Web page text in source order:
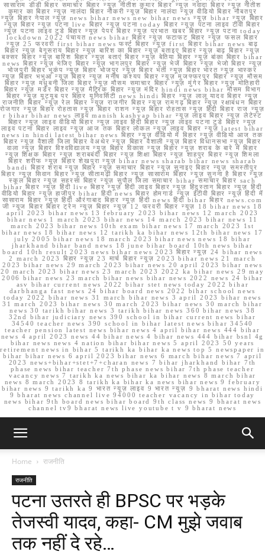
सासाराम डीडी बिहार समाचार बिहार न्यूज़ नीतीश कुमार बिहार न्यूज़ नवादा बिहार न्यूज़ नीतीश
कुमार का बिहार न्यूज़ नालंदा बिहार नौकरी न्यूज़ बिहार नालंदा न्यूज़ वीडियो बिहार नौबतपुर
न्यूज़ बिहार नेपाल न्यूज़ news bihar news new bihar news न्यूज़ bihar न्यूज़ बिहार
न्यूज़ बिहार न्यूज़ पटना live बिहार न्यूज़ पटना today बिहार न्यूज़ पटना लाइव टीवी बिहार
न्यूज़ पटना लाइव टुडे बिहार न्यूज़ पेपर बिहार न्यूज़ प्रभात खबर बिहार न्यूज़ पटना today
lockdown 2022 पंचायत news bihar बिहार न्यूज़ फटाफट बिहार न्यूज़ फसल बिहार
न्यूज़ 25 फरवरी first bihar news फर्स्ट बिहार न्यूज़ first बिहार bihar news बाढ़
बिहार न्यूज़ बेगूसराय बिहार न्यूज़ बारिश का बिहार न्यूज़ बताइए बिहार न्यूज़ बाढ़ बिहार न्यूज़
बक्सर बिहार न्यूज़ बारिश बिहार न्यूज़ बताएं बिहार न्यूज़ बेतिया बिहार न्यूज़ बांका बिहार bihar
news बिहार न्यूज़ भेजिए बिहार न्यूज़ भागलपुर बिहार न्यूज़ भेजें बिहार न्यूज़ भेजो बिहार न्यूज़
भोजपुरी बिहार भूकंप न्यूज़ बिहार भोजपुर न्यूज़ बिहार भर्ती न्यूज़ बिहार भारत न्यूज़ भास्कर
न्यूज़ बिहार भभुआ न्यूज़ बिहार न्यूज़ मनीष कश्यप बिहार न्यूज़ मुजफ्फरपुर बिहार न्यूज़ मौसम
बिहार न्यूज़ मधुबनी जिला बिहार न्यूज़ मौसम समाचार बिहार न्यूज़ मुंगेर बिहार न्यूज़ मोतिहारी
बिहार न्यूज़ मर्डर बिहार न्यूज़ मैट्रिक बिहार न्यूज़ मंदिर hindi news bihar मौसम विभाग
बिहार न्यूज़ यूट्यूब पर बिहार यूनिवर्सिटी news hindi बिहार न्यूज़ लालू यादव बिहार न्यूज़
राजनीति बिहार न्यूज़ रेल बिहार न्यूज़ राजगीर बिहार न्यूज़ रामगढ़ बिहार न्यूज़ रक्षाबंधन बिहार
रोजगार न्यूज़ बिहार रोहतास न्यूज़ बिहार राशन न्यूज़ बिहार रोहतास न्यूज़ हिंदी बिहार राज न्यूज़
r bihar bihar news लाइव manish kashyap bihar न्यूज़ लाइव बिहार न्यूज़ लेटेस्ट
बिहार न्यूज़ लाइव वीडियो बिहार न्यूज़ लाइव हिंदी बिहार न्यूज़ लाइव पटना टुडे बिहार न्यूज़
लाइव पटना बिहार लाइव न्यूज़ आज तक बिहार लोकल न्यूज़ लाइव बिहार न्यूज़ latest bihar
news in hindi latest bihar news बिहार न्यूज़ वीडियो में बिहार न्यूज़ वीडियो आज तक
बिहार न्यूज़ वैशाली जिला बिहार वेअथेर न्यूज़ बिहार वैशाली न्यूज़ बिहार विधानसभा न्यूज़ बिहार
वाला न्यूज़ बिहार विश्वविद्यालय न्यूज़ बिहार विकास न्यूज़ बिहार न्यूज़ शराब के बारे में बिहार
न्यूज़ शिक्षक बिहार न्यूज़ शराबबंदी बिहार न्यूज़ शिक्षा बिहार न्यूज़ शाहपुर बिहार न्यूज़ शिमला
बिहार शरीफ न्यूज़ बिहार शेखपुरा न्यूज़ bihar news sharab bihar news sharab
bandi बिहार शराब न्यूज़ बिहार न्यूज़ समाचार बिहार न्यूज़ सुनाइए बिहार न्यूज़ समस्तीपुर
बिहार न्यूज़ सिवान बिहार न्यूज़ सीतामढ़ी बिहार न्यूज़ सासाराम बिहार न्यूज़ सुनना है बिहार न्यूज़
स्कूल बिहार न्यूज़ सहरसा बिहार न्यूज़ सुपौल जिला समाचार bihar समाचार बिहार sach
bihar बिहार न्यूज़ हिंदी live बिहार न्यूज़ हिंदी लाइव बिहार न्यूज़ हिंदुस्तान बिहार न्यूज़ हिंदी
वीडियो बिहार न्यूज़ हाजीपुर bihar हिंदी news बिहार होमगार्ड न्यूज़ ईटीवी बिहार न्यूज़ हिंदी में
सासाराम बिहार न्यूज़ हिंदी औरंगाबाद बिहार न्यूज़ हिंदी news हिंदी bihar बिहार news.com
जी न्यूज बिहार बिहार ट्रेन न्यूज़ बिहार न्यूज़ 12 फरवरी बिहार न्यूज़ 18 bihar news 18
april 2023 bihar news 13 february 2023 bihar news 12 march 2023
bihar news 1 march 2023 bihar news 14 march 2023 bihar news 11
march 2023 bihar news 10th exam bihar news 17 march 2023 1st
bihar news 18 bihar news 12 tarikh ka bihar news 12th bihar news 17
july 2005 bihar news 18 march 2023 bihar news news 18 bihar
jharkhand bihar band news 18 june bihar board 10th news bihar
board 10th result 2023 news bihar news 2023 बिहार न्यूज़ 24 bihar news
2 march 2023 बिहार न्यूज़ 23 मार्च बिहार न्यूज़ 2023 bihar news 21 march
2023 bihar news 29 march 2023 bihar news 20 april 2023 bihar news
20 march 2023 bihar news 23 march 2023 2022 ka bihar news 29 may
2006 bihar news 23 march bihar news bihar news 2022 news 24 bihar
asv bihar current news 2022 bihar stet news today 2022 bihar
darbhanga fast news 24 bihar board news 2022 bihar school news
today 2022 bihar news 31 march bihar news 3 april 2023 bihar news
31 march 2023 bihar news 30 march 2023 bihar news 30 march bihar
news 30 tarikh bihar news 3 tarikh bihar news 360 bihar news 38
32nd bihar judiciary news 390 school in bihar current news bihar
34540 teacher news 390 school in bihar latest news bihar 34540
teacher pension latest news bihar news 4 april bihar news 444 bihar
news 4 april 2023 news 44 bihar news 4 bihar news 444 bihar bsnl 4g
bihar news news 4 nation bihar bihar news 5 april 2023 50 years
retirement news in bihar 5 tarikh ka bihar ka news top 5 newspaper in
bihar bihar news 6 april 2023 bihar news 6 march bihar news 7 april
2023 news+bihar+stet+7+charan news 7 bihar jharkhand bihar 7th
phase news bihar teacher 7th phase news bihar 7th phase teacher
vacancy news 7 tarikh ka news bihar ka bihar news 8 march bihar
news 8 march 2023 8 tarikh ka bihar ka news bihar news 9 february
bihar news 9 tarikh ka 9 भारत न्यूज़ लाइव 9 भारत न्यूज़ 9 bharat news hindi
9 bharat news channel live 94000 teacher vacancy in bihar today
news bihar 9th board news bihar board 9th class news 9 bharat news
channel tv9 bharat news live youtube t v 9 bharat news
Home राजनीति
राजनीति
पटना उतरते ही BPSC पर भड़के
तेजस्वी यादव, कहा- CM मुझे जवाब
तक नहीं दे रहे…